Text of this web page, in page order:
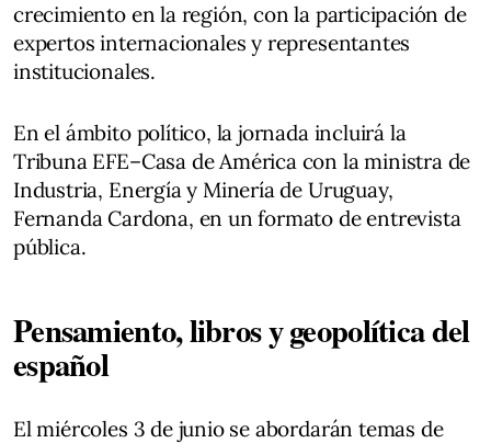
crecimiento en la región, con la participación de
expertos internacionales y representantes
institucionales.
En el ámbito político, la jornada incluirá la
Tribuna EFE–Casa de América con la ministra de
Industria, Energía y Minería de Uruguay,
Fernanda Cardona, en un formato de entrevista
pública.
Pensamiento, libros y geopolítica del
español
El miércoles 3 de junio se abordarán temas de